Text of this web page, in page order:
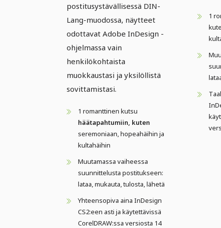
postitusystävällisessä DIN-
Lang-muodossa, näytteet
odottavat Adobe InDesign -
ohjelmassa vain
henkilökohtaista
muokkaustasi ja yksilöllistä
sovittamistasi.
1 romanttinen kutsu
häätapahtumiin, kuten
seremoniaan, hopeahäihin ja
kultahäihin
Muutamassa vaiheessa
suunnittelusta postitukseen:
lataa, mukauta, tulosta, lähetä
Yhteensopiva aina InDesign
CS2:een asti ja käytettävissä
CorelDRAW:ssa versiosta 14
1